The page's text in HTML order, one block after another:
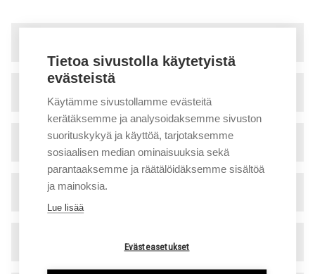
Tekninen tuki
Varaosa- ja rengaspalvelu
Tietoa sivustolla käytetyistä
evästeistä
Käytämme sivustollamme evästeitä
kerätäksemme ja analysoidaksemme sivuston
suorituskykyä ja käyttöä, tarjotaksemme
sosiaalisen median ominaisuuksia sekä
parantaaksemme ja räätälöidäksemme sisältöä
ja mainoksia.
Lue lisää
Evästeasetukset